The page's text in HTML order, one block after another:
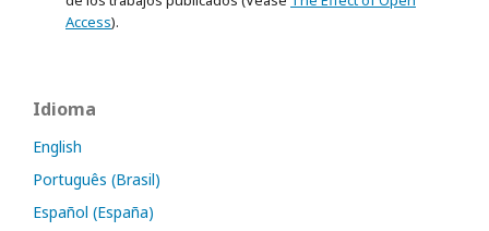
Access).
Idioma
English
Português (Brasil)
Español (España)